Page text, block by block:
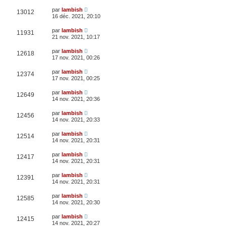
13012 par lambish
16 déc. 2021, 20:10
11931 par lambish
21 nov. 2021, 10:17
12618 par lambish
17 nov. 2021, 00:26
12374 par lambish
17 nov. 2021, 00:25
12649 par lambish
14 nov. 2021, 20:36
12456 par lambish
14 nov. 2021, 20:33
12514 par lambish
14 nov. 2021, 20:31
12417 par lambish
14 nov. 2021, 20:31
12391 par lambish
14 nov. 2021, 20:31
12585 par lambish
14 nov. 2021, 20:30
12415 par lambish
14 nov. 2021, 20:27